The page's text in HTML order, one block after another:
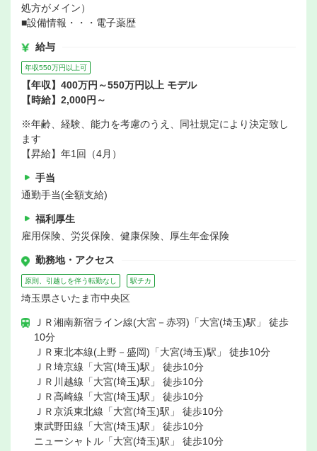
処方がメイン）
■設備情報・・・電子薬歴
給与
年収550万円以上可
【年収】400万円～550万円以上 モデル
【時給】2,000円～
※年齢、経験、能力を考慮のうえ、同社規定により決定致し
ます
【昇給】年1回（4月）
手当
通勤手当(全額支給)
福利厚生
雇用保険、労災保険、健康保険、厚生年金保険
勤務地・アクセス
原則、引越しを伴う転勤なし 駅チカ
埼玉県さいたま市中央区
ＪＲ湘南新宿ライン線(大宮－赤羽)「大宮(埼玉)駅」 徒歩
10分
ＪＲ東北本線(上野－盛岡)「大宮(埼玉)駅」 徒歩10分
ＪＲ埼京線「大宮(埼玉)駅」 徒歩10分
ＪＲ川越線「大宮(埼玉)駅」 徒歩10分
ＪＲ高崎線「大宮(埼玉)駅」 徒歩10分
ＪＲ京浜東北線「大宮(埼玉)駅」 徒歩10分
東武野田線「大宮(埼玉)駅」 徒歩10分
ニューシャトル「大宮(埼玉)駅」 徒歩10分